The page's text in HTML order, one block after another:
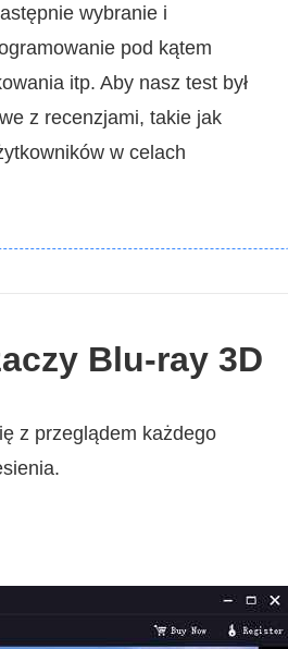
wybranie i
pod kątem
itp. Aby nasz test był
z recenzjami, takie jak
w celach
Blu-ray 3D
z przeglądem każdego